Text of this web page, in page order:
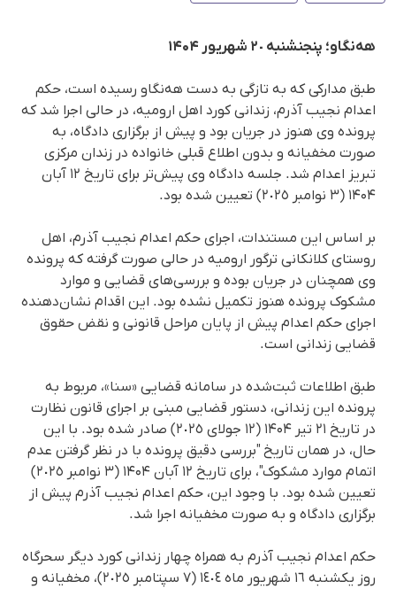
هه‌نگاو؛ پنجنشنبه ٢٠ شهریور ۱۴۰۴
طبق مدارکی که به تازگی به دست هه‌نگاو رسیده است، حکم
اعدام نجیب آذرم، زندانی کورد اهل ارومیه، در حالی اجرا شد که
پرونده وی هنوز در جریان بود و پیش از برگزاری دادگاه، به
صورت مخفیانه و بدون اطلاع قبلی خانواده در زندان مرکزی
تبریز اعدام شد. جلسه دادگاه وی پیش‌تر برای تاریخ ۱۲ آبان
۱۴۰۴ (٣ نوامبر ٢٠٢٥) تعیین شده بود.
بر اساس این مستندات، اجرای حکم اعدام نجیب آذرم، اهل
روستای کلانکانی ترگور ارومیه در حالی صورت گرفتە کە پرونده
وی همچنان در جریان بوده و بررسی‌های قضایی و موارد
مشکوک پرونده هنوز تکمیل نشده بود. این اقدام نشان‌دهنده
اجرای حکم اعدام پیش از پایان مراحل قانونی و نقض حقوق
قضایی زندانی است.
طبق اطلاعات ثبت‌شده در سامانه قضایی «سنا»، مربوط به
پرونده این زندانی، دستور قضایی مبنی بر اجرای قانون نظارت
در تاریخ ۲۱ تیر ۱۴۰۴ (١٢ جولای ٢٠٢٥) صادر شده بود. با این
حال، در همان تاریخ "بررسی دقیق پرونده با در نظر گرفتن عدم
اتمام موارد مشکوک"، برای تاریخ ۱۲ آبان ۱۴۰۴ (٣ نوامبر ٢٠٢٥)
تعیین شده بود. با وجود این، حکم اعدام نجیب آذرم پیش از
برگزاری دادگاه و به صورت مخفیانه اجرا شد.
حکم اعدام نجیب آذرم بە همراه چهار زندانی کورد دیگر سحرگاه
روز یکشنبه ١٦ شهریور ماه ١٤٠٤ (٧ سپتامبر ٢٠٢٥)، مخفیانه و